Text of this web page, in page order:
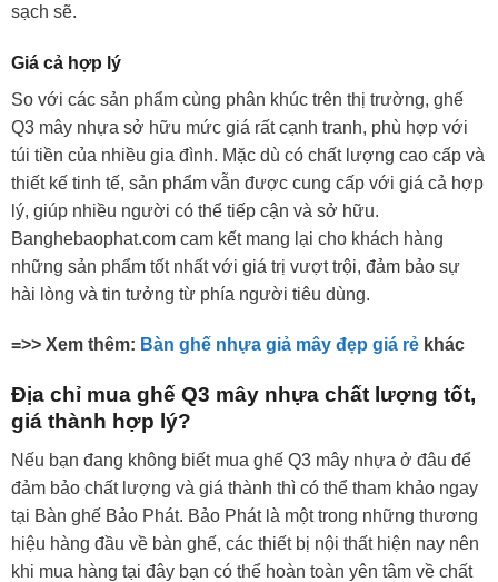
sạch sẽ.
Giá cả hợp lý
So với các sản phẩm cùng phân khúc trên thị trường, ghế
Q3 mây nhựa sở hữu mức giá rất cạnh tranh, phù hợp với
túi tiền của nhiều gia đình. Mặc dù có chất lượng cao cấp và
thiết kế tinh tế, sản phẩm vẫn được cung cấp với giá cả hợp
lý, giúp nhiều người có thể tiếp cận và sở hữu.
Banghebaophat.com cam kết mang lại cho khách hàng
những sản phẩm tốt nhất với giá trị vượt trội, đảm bảo sự
hài lòng và tin tưởng từ phía người tiêu dùng.
=>> Xem thêm: Bàn ghế nhựa giả mây đẹp giá rẻ khác
Địa chỉ mua ghế Q3 mây nhựa chất lượng tốt,
giá thành hợp lý?
Nếu bạn đang không biết mua ghế Q3 mây nhựa ở đâu để
đảm bảo chất lượng và giá thành thì có thể tham khảo ngay
tại Bàn ghế Bảo Phát. Bảo Phát là một trong những thương
hiệu hàng đầu về bàn ghế, các thiết bị nội thất hiện nay nên
khi mua hàng tại đây bạn có thể hoàn toàn yên tâm về chất